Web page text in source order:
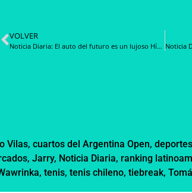
VOLVER
Noticia Diaria: El auto del futuro es un lujoso Híbrido Anfibio que se eleva, flota y tiene su propio dron; y se llama «YangWang U8»
Vilas, cuartos del Argentina Open, deportes
, Jarry, Noticia Diaria, ranking
, tenis, tenis chileno, tiebreak,